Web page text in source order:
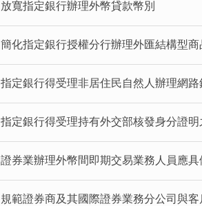
放寬指定銀行辦理外幣貸款幣別
簡化指定銀行授權分行辦理外匯結構型
指定銀行得受理非居住民自然人辦理網
指定銀行得受理持有外交部核發身分證
證券業辦理外幣間即期交易業務人員應具
規範證券商及其國際證券業務分公司與